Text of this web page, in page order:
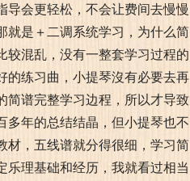
会更轻松，不会让费间去慢慢
就是＋二调系统学习，为什么简
较混乱，没有一整套学习过程的
的练习曲，小提琴沒有必要去再
简谱完整学习边程，所以才导致
多年的总结结晶，但小提琴也不
材，五线谱就分得很细，学习简
理基础和经历，我就看过相当